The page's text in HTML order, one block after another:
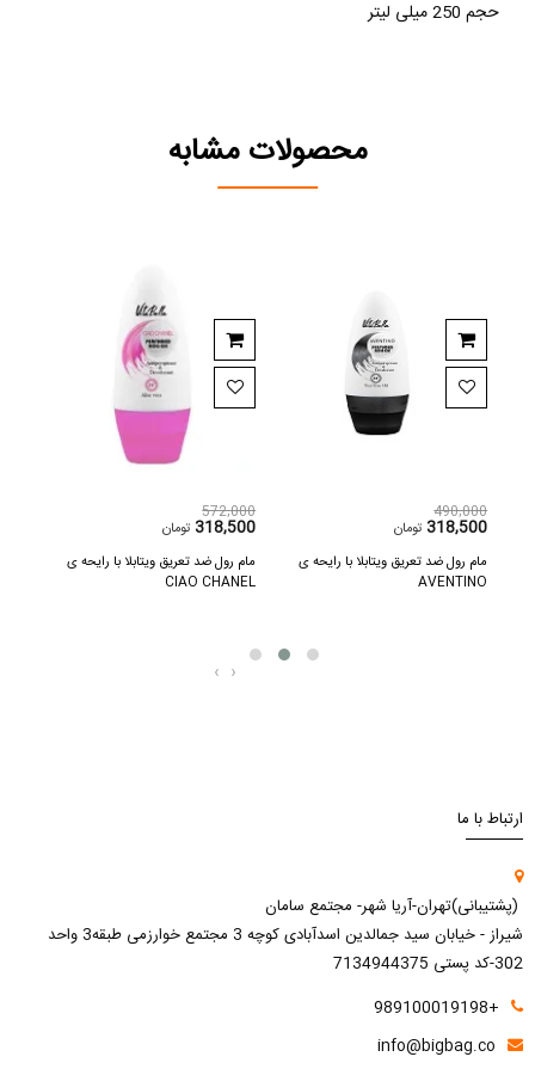
حجم 250 میلی لیتر
محصولات مشابه
572,000
318,500 تومان
مام رول ضد تعریق ویتابلا با رایحه ی
CIAO CHANEL
490,000
318,500 تومان
مام رول ضد تعریق ویتابلا با رایحه ی
AVENTINO
‹ ›
ارتباط با ما
(پشتیبانی)تهران-آریا شهر- مجتمع سامان
شیراز - خیابان سید جمالدین اسدآبادی کوچه 3 مجتمع خوارزمی طبقه3 واحد
302-کد پستی 7134944375
+989100019198
info@bigbag.co